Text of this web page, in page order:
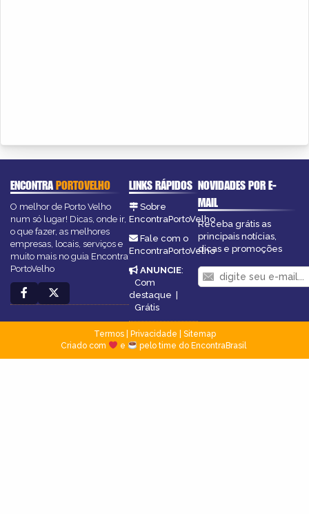
ENCONTRAPORTOVELHO
O melhor de Porto Velho
num só lugar! Dicas, onde ir,
o que fazer, as melhores
empresas, locais, serviços e
muito mais no guia Encontra
PortoVelho
LINKS RÁPIDOS
Sobre
EncontraPortoVelho
Fale com o
EncontraPortoVelho
ANUNCIE:
Com
destaque |
Grátis
NOVIDADES POR E-
MAIL
Receba grátis as
principais notícias,
dicas e promoções
Termos| Privacidade
Sitemap
Criado com
e pelo time do EncontraBrasil